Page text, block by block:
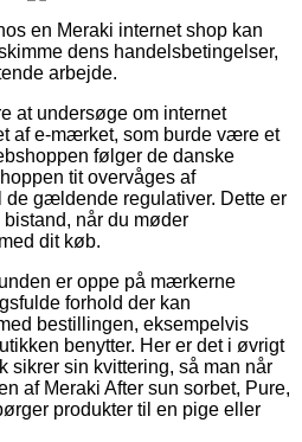
en Meraki internet shop kan
dens handelsbetingelser,
arbejde.
at undersøge om internet
af e-mærket, som burde være et
følger de danske
tit overvåges af
de gældende regulativer. Dette er
når du møder
dit køb.
er oppe på mærkerne
forhold der kan
bestillingen, eksempelvis
benytter. Her er det i øvrigt
sikrer sin kvittering, så man når
af Meraki After sun sorbet, Pure,
produkter til en pige eller